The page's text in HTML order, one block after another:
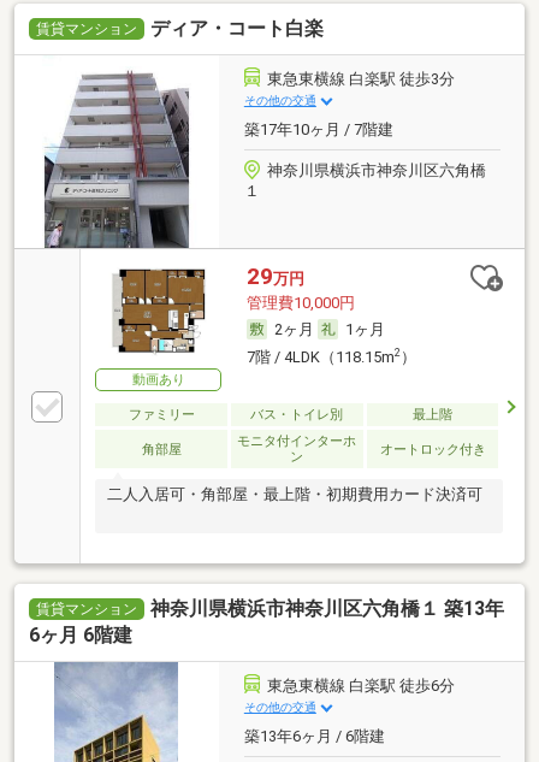
賃貸マンション ディア・コート白楽
東急東横線 白楽駅 徒歩3分
その他の交通
築17年10ヶ月 / 7階建
神奈川県横浜市神奈川区六角橋
１
動画あり
29万円
管理費10,000円
2ヶ月
1ヶ月
7階 / 4LDK（118.15m2）
ファミリー バス・トイレ別 最上階
角部屋
モニタ付インターホ
ン
オートロック付き
二人入居可・角部屋・最上階・初期費用カード決済可
賃貸マンション
神奈川県横浜市神奈川区六角橋１ 築13年
6ヶ月 6階建
東急東横線 白楽駅 徒歩6分
その他の交通
築13年6ヶ月 / 6階建